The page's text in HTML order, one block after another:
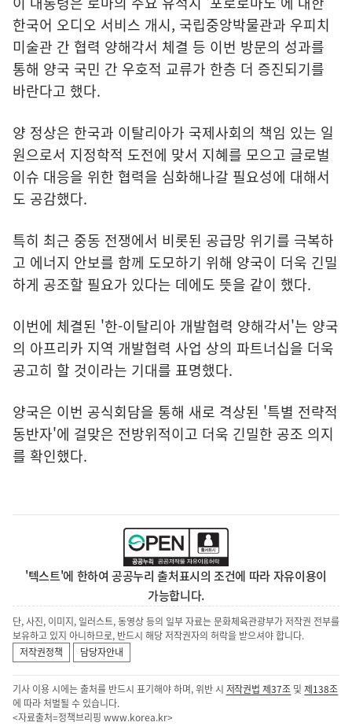
한국어 오디오 서비스 개시, 국립중앙박물관과 우피치
미술관 간 협력 양해각서 체결 등 이번 방문의 성과를
통해 양국 국민 간 우호적 교류가 한층 더 증진되기를
바란다고 했다.
양 정상은 한국과 이탈리아가 국제사회의 책임 있는 일
원으로서 지정학적 도전에 맞서 지혜를 모으고 글로벌
이슈 대응을 위한 협력을 심화해나갈 필요성에 대해서
도 공감했다.
특히 최근 중동 전쟁에서 비롯된 공급망 위기를 극복하
고 에너지 안보를 함께 도모하기 위해 양국이 더욱 긴밀
하게 공조할 필요가 있다는 데에도 뜻을 같이 했다.
이번에 체결된 '한-이탈리아 개발협력 양해각서'는 양국
의 아프리카 지역 개발협력 사업 상의 파트너십을 더욱
공고히 할 것이라는 기대를 표명했다.
양국은 이번 공식회담을 통해 새로 격상된 '특별 전략적
동반자'에 걸맞은 전방위적이고 더욱 긴밀한 공조 의지
를 확인했다.
'텍스트'에 한하여 공공누리 출처표시의 조건에 따라 자유이용이
가능합니다.
단, 사진, 이미지, 일러스트, 동영상 등의 일부 자료는 문화체육관광부가 저작권 전부를
보유하고 있지 아니하므로, 반드시 해당 저작권자의 허락을 받으셔야 합니다.
저작권정책
담당자안내
기사 이용 시에는 출처를 반드시 표기해야 하며, 위반 시 저작권법 제37조 및제138조
에 따라 처벌될 수 있습니다.
<자료출처=정책브리핑 www.korea.kr>